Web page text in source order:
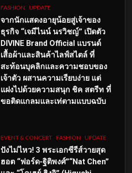
FASHION UPDATE
จากนักแสดงอายุน้อยสู่เจ้าของ
ธุรกิจ “เจมีไนน์ นรวิชญ์” เปิดตัว
DIVINE Brand Official แบรนด์
เสื้อผ้าและสินค้าไลฟ์สไตล์ ที่
สะท้อนบุคลิกและความชอบของ
เจ้าตัว ผสานความเรียบง่าย แต่
แฝงไปด้วยความสนุก ชิค สตรีท ที่
ขอติดแกลมและเท่ตามแบบฉบับ
EVENT & CONCERT FASHION UPDATE
ปังไม่ไหว! 3 พระเอกซีรีส์วายสุด
ฮอต “ฟอร์ด-ฐิติพงศ์”“Nat Chen”